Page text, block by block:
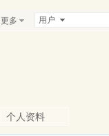
更多 用户
个人资料